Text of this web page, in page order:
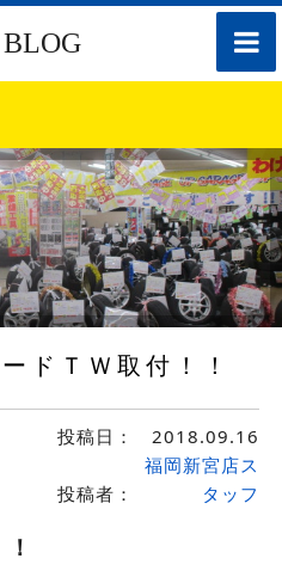
toggle
BLOG
ドＴＷ取付！！
投稿日： 2018.09.16
投稿者：
福岡新宮店ス
タッフ